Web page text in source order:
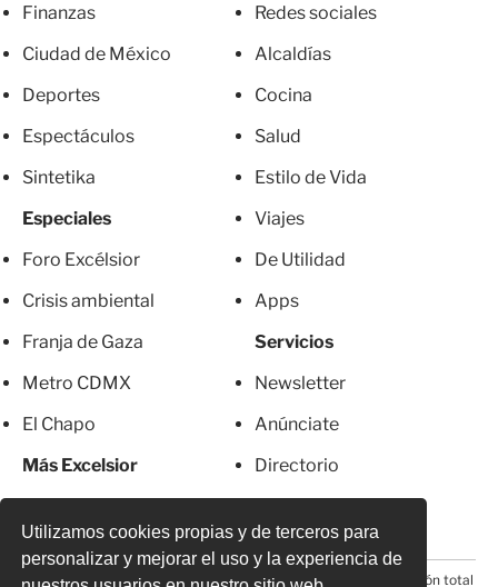
Utilizamos cookies propias y de terceros para
personalizar y mejorar el uso y la experiencia de
Finanzas
Ciudad de México
Deportes
Espectáculos
Sintetika
Especiales
Foro Excélsior
Crisis ambiental
Franja de Gaza
Metro CDMX
El Chapo
Más Excelsior
Redes sociales
Alcaldías
Cocina
Salud
Estilo de Vida
Viajes
De Utilidad
Apps
Servicios
Newsletter
Anúnciate
Directorio
© 2026 Todos los derechos reservados. Prohibida la reproducción total